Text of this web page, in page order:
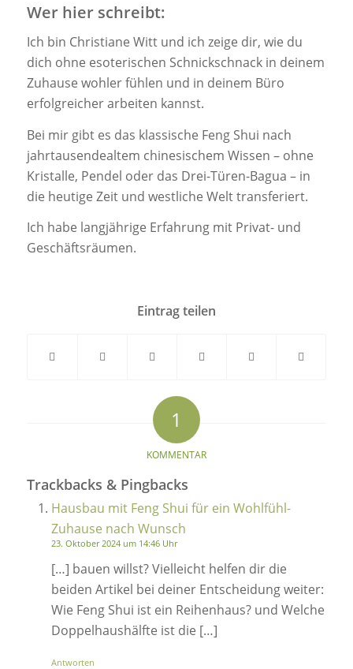
Wer hier schreibt:
Ich bin Christiane Witt und ich zeige dir, wie du
dich ohne esoterischen Schnickschnack in deinem
Zuhause wohler fühlen und in deinem Büro
erfolgreicher arbeiten kannst.
Bei mir gibt es das klassische Feng Shui nach
jahrtausendealtem chinesischem Wissen – ohne
Kristalle, Pendel oder das Drei-Türen-Bagua – in
die heutige Zeit und westliche Welt transferiert.
Ich habe langjährige Erfahrung mit Privat- und
Geschäftsräumen.
Eintrag teilen
1
KOMMENTAR
Trackbacks & Pingbacks
Hausbau mit Feng Shui für ein Wohlfühl-
Zuhause nach Wunsch
23. Oktober 2024 um 14:46 Uhr
[…] bauen willst? Vielleicht helfen dir die
beiden Artikel bei deiner Entscheidung weiter:
Wie Feng Shui ist ein Reihenhaus? und Welche
Doppelhaushälfte ist die […]
Antworten